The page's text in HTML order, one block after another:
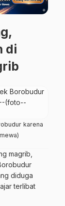
di
karena
magrib,
diduga
terlibat